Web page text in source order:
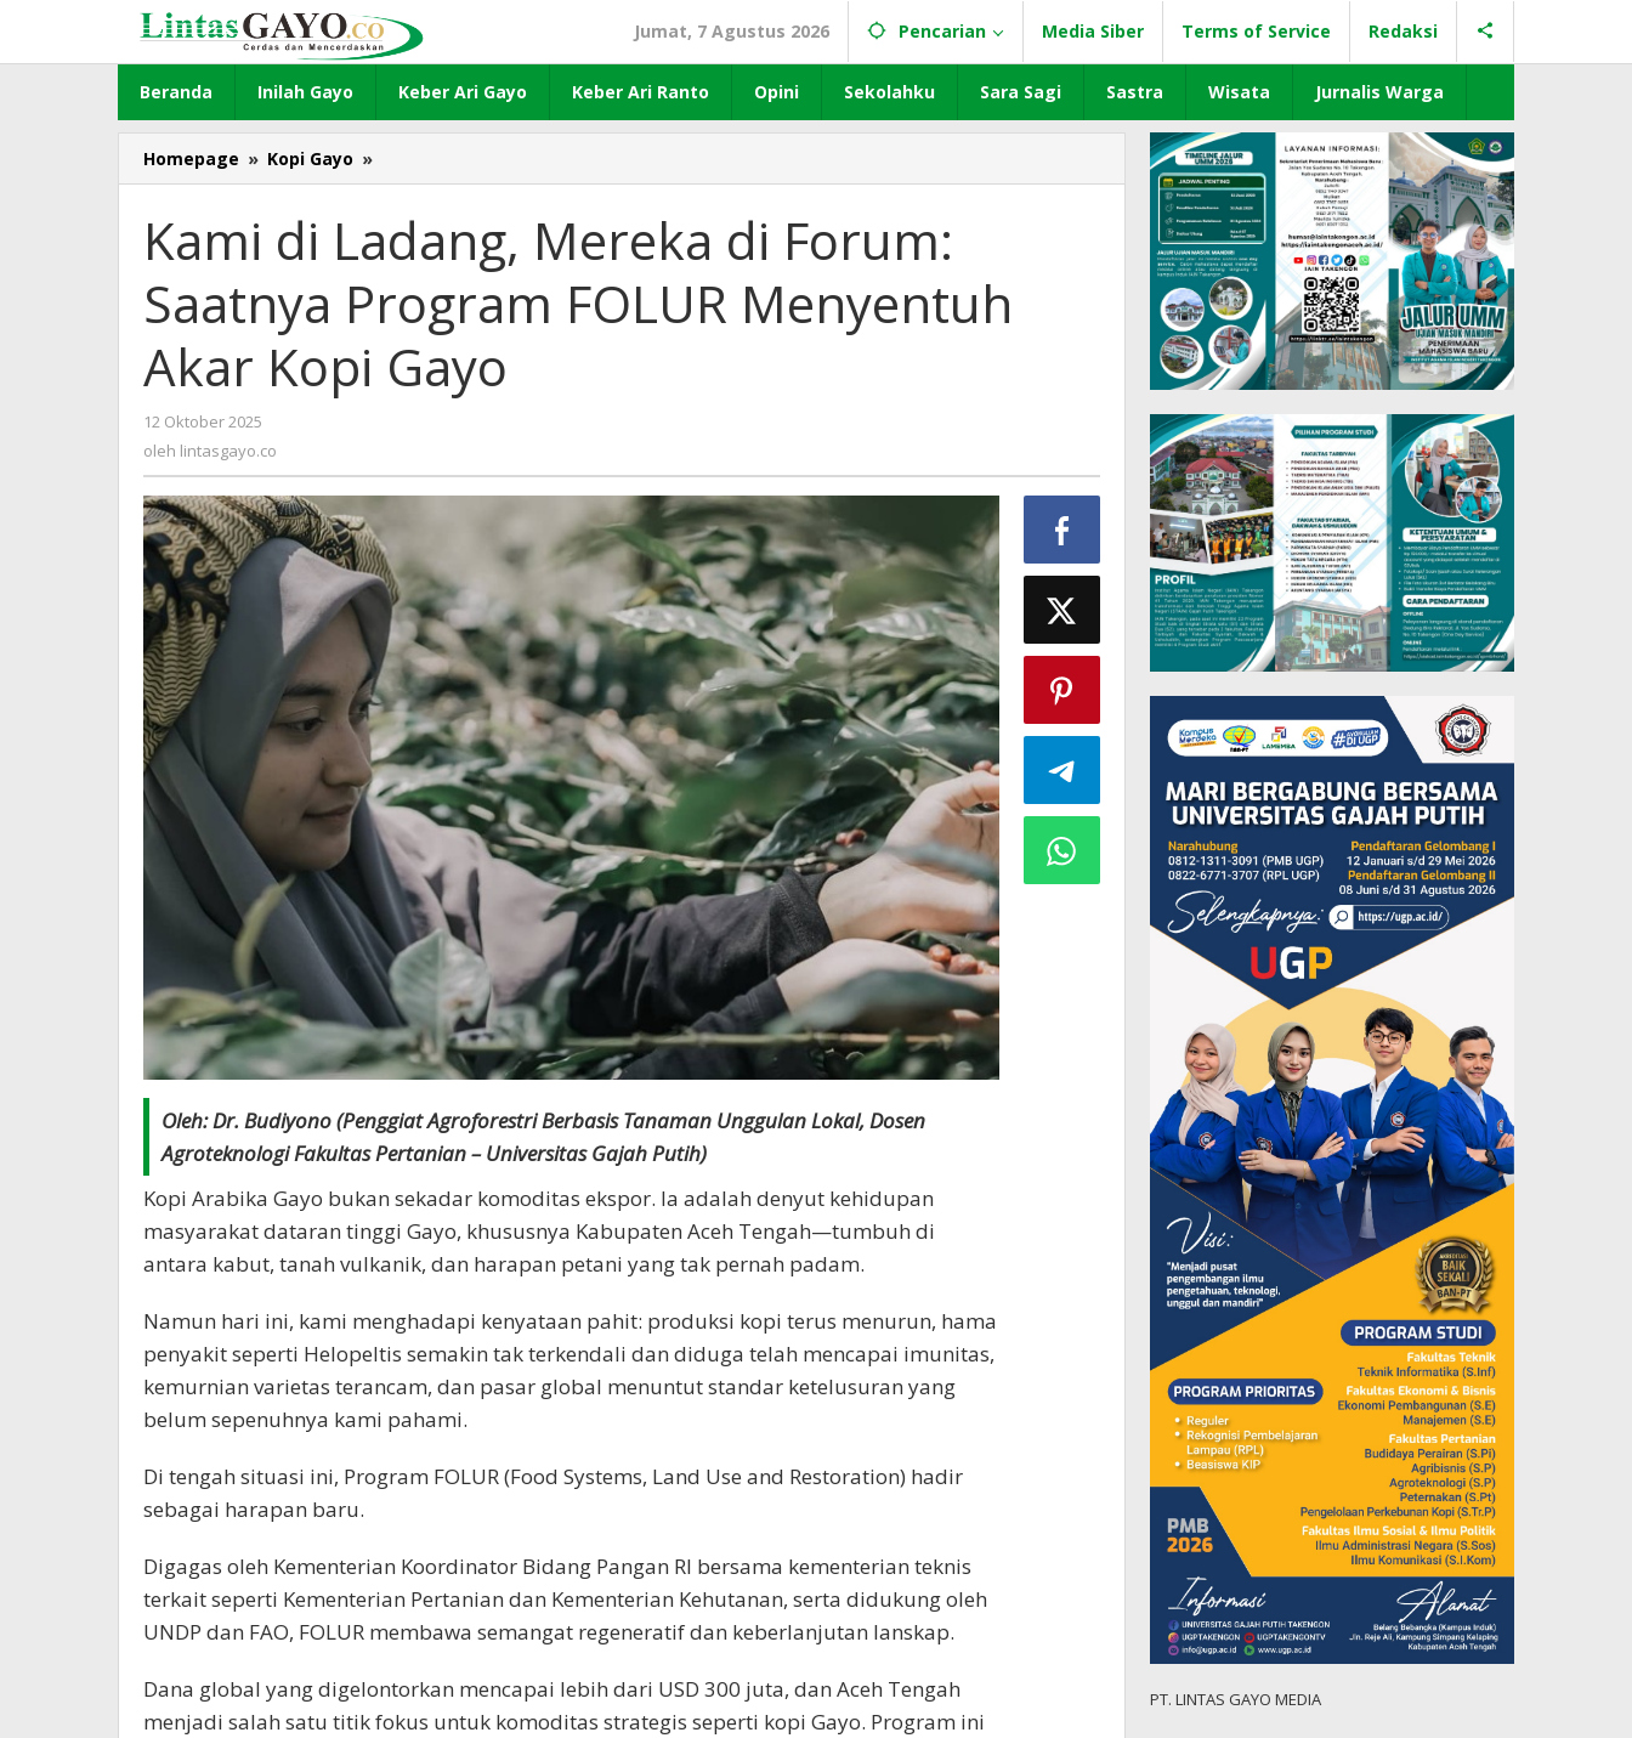
konten
Jumat, 7 Agustus 2026 Pencarian Media Siber Terms of Service Redaksi
Beranda Inilah Gayo Keber Ari Gayo Keber Ari Ranto Opini Sekolahku Sara Sagi Sastra Wisata Jurnalis Warga
Homepage » Kopi Gayo »
di
Mereka
di
Saatnya
Program
FOLUR
Menyentuh
Kami di Ladang, Mereka di Forum:
Saatnya Program FOLUR Menyentuh
Akar Kopi Gayo
12 Oktober 2025
lintasgayo.co
oleh lintasgayo.co
Oleh: Dr. Budiyono (Penggiat Agroforestri Berbasis Tanaman Unggulan Lokal, Dosen
Agroteknologi Fakultas Pertanian – Universitas Gajah Putih)
Kopi Arabika Gayo bukan sekadar komoditas ekspor. Ia adalah denyut kehidupan
masyarakat dataran tinggi Gayo, khususnya Kabupaten Aceh Tengah—tumbuh di
antara kabut, tanah vulkanik, dan harapan petani yang tak pernah padam.
Namun hari ini, kami menghadapi kenyataan pahit: produksi kopi terus menurun, hama
penyakit seperti Helopeltis semakin tak terkendali dan diduga telah mencapai imunitas,
kemurnian varietas terancam, dan pasar global menuntut standar ketelusuran yang
belum sepenuhnya kami pahami.
Di tengah situasi ini, Program FOLUR (Food Systems, Land Use and Restoration) hadir
sebagai harapan baru.
Digagas oleh Kementerian Koordinator Bidang Pangan RI bersama kementerian teknis
terkait seperti Kementerian Pertanian dan Kementerian Kehutanan, serta didukung oleh
UNDP dan FAO, FOLUR membawa semangat regeneratif dan keberlanjutan lanskap.
Dana global yang digelontorkan mencapai lebih dari USD 300 juta, dan Aceh Tengah
menjadi salah satu titik fokus untuk komoditas strategis seperti kopi Gayo. Program ini
PT. LINTAS GAYO MEDIA